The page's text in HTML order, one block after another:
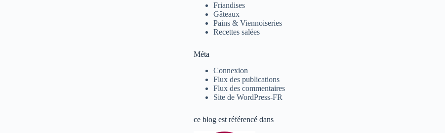
Friandises
Gâteaux
Pains & Viennoiseries
Recettes salées
Méta
Connexion
Flux des publications
Flux des commentaires
Site de WordPress-FR
ce blog est référencé dans